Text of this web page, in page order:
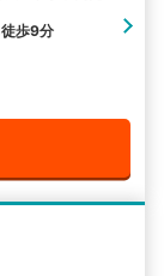
歩9分